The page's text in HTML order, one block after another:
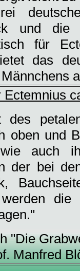
und die
für
das
Ectemnius
oben und
auch
der bei
"Die
Manfred